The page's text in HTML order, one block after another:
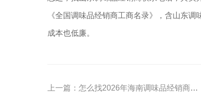
《全国调味品经销商工商名录》，含山东
成本也低廉。
上一篇：怎么找2026年海南调味品经销商联系电话?